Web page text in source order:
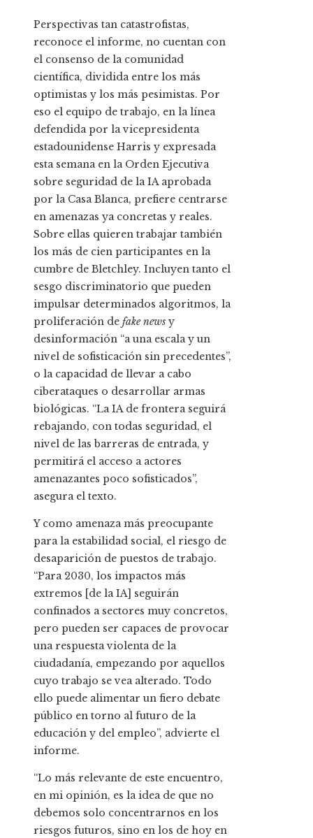
Perspectivas tan catastrofistas,
reconoce el informe, no cuentan con
el consenso de la comunidad
científica, dividida entre los más
optimistas y los más pesimistas. Por
eso el equipo de trabajo, en la línea
defendida por la vicepresidenta
estadounidense Harris y expresada
esta semana en la Orden Ejecutiva
sobre seguridad de la IA aprobada
por la Casa Blanca, prefiere centrarse
en amenazas ya concretas y reales.
Sobre ellas quieren trabajar también
los más de cien participantes en la
cumbre de Bletchley. Incluyen tanto el
sesgo discriminatorio que pueden
impulsar determinados algoritmos, la
proliferación de fake news y
desinformación “a una escala y un
nivel de sofisticación sin precedentes”,
o la capacidad de llevar a cabo
ciberataques o desarrollar armas
biológicas. “La IA de frontera seguirá
rebajando, con todas seguridad, el
nivel de las barreras de entrada, y
permitirá el acceso a actores
amenazantes poco sofisticados”,
asegura el texto.
Y como amenaza más preocupante
para la estabilidad social, el riesgo de
desaparición de puestos de trabajo.
“Para 2030, los impactos más
extremos [de la IA] seguirán
confinados a sectores muy concretos,
pero pueden ser capaces de provocar
una respuesta violenta de la
ciudadanía, empezando por aquellos
cuyo trabajo se vea alterado. Todo
ello puede alimentar un fiero debate
público en torno al futuro de la
educación y del empleo”, advierte el
informe.
“Lo más relevante de este encuentro,
en mi opinión, es la idea de que no
debemos solo concentrarnos en los
riesgos futuros, sino en los de hoy en